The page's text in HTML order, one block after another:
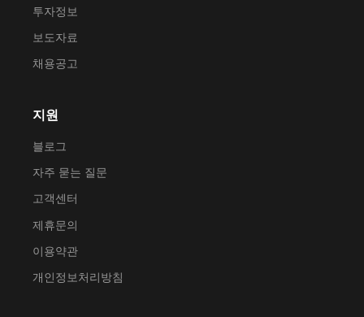
투자정보
보도자료
채용공고
지원
블로그
자주 묻는 질문
고객센터
제휴문의
이용약관
개인정보처리방침